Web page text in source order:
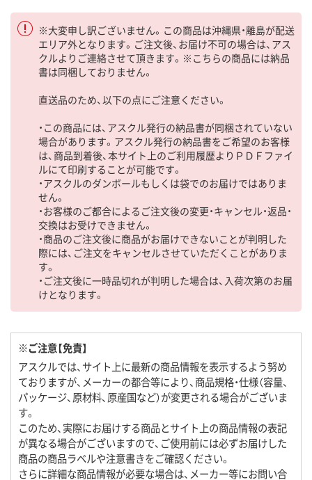
※大変申し訳ございません。この商品は沖縄県・離島が配送
エリア外となります。ご注文後、お届け不可の場合は、アス
クルよりご連絡させて頂きます。※こちらの商品には納品
書は同梱しておりません。
直送品のため、以下の点にご注意ください。
・この商品には、アスクル発行の納品書が同梱されていない
場合があります。アスクル発行の納品書をご希望のお客様
は、商品到着後、本サイト上のご利用履歴よりＰＤＦファイ
ルにて印刷することが可能です。
・アスクルのダンボールもしくは袋でのお届けではありま
せん。
・お客様のご都合によるご注文後の変更・キャンセル・返品・
交換はお受けできません。
・商品のご注文後に商品がお届けできないことが判明した
際には、ご注文をキャンセルさせていただくことがありま
す。
・ご注文後に一時品切れが判明した場合は、入荷次第のお届
けとなります。
※ご注意【免責】
アスクルでは、サイト上に最新の商品情報を表示するよう努め
ておりますが、メーカーの都合等により、商品規格・仕様（容量、
パッケージ、原材料、原産国など）が変更される場合がございま
す。
このため、実際にお届けする商品とサイト上の商品情報の表記
が異なる場合がございますので、ご使用前には必ずお届けした
商品の商品ラベルや注意書きをご確認ください。
さらに詳細な商品情報が必要な場合は、メーカー等にお問い合